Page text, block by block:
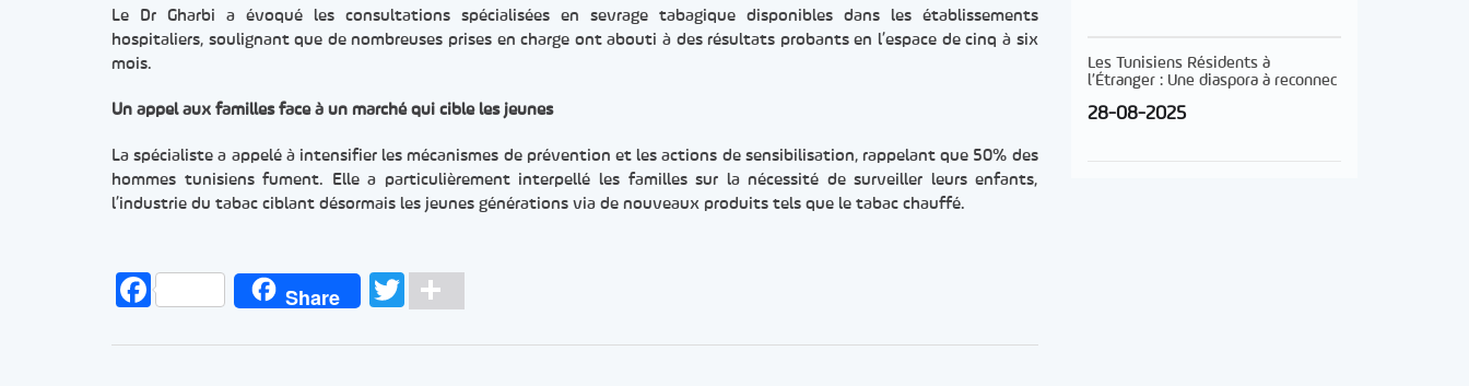
Le Dr Gharbi a évoqué les consultations spécialisées en sevrage tabagique disponibles dans les établissements
hospitaliers, soulignant que de nombreuses prises en charge ont abouti à des résultats probants en l’espace de cinq à six
mois.
Un appel aux familles face à un marché qui cible les jeunes
La spécialiste a appelé à intensifier les mécanismes de prévention et les actions de sensibilisation, rappelant que 50% des
hommes tunisiens fument. Elle a particulièrement interpellé les familles sur la nécessité de surveiller leurs enfants,
l’industrie du tabac ciblant désormais les jeunes générations via de nouveaux produits tels que le tabac chauffé.
FacebookShare TwitterPartager
Les Tunisiens Résidents à
l’Étranger : Une diaspora à reconnec
28-08-2025